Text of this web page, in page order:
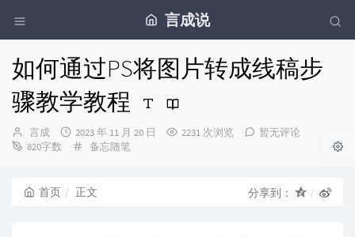
言成说
如何通过PS将图片转成线稿步
骤教学教程
博
主：
言成
发
布
2023 年 11 月 20 日 2231 次浏览
暂无评论
820字数
分
备忘随笔
首页 正文 分享到：